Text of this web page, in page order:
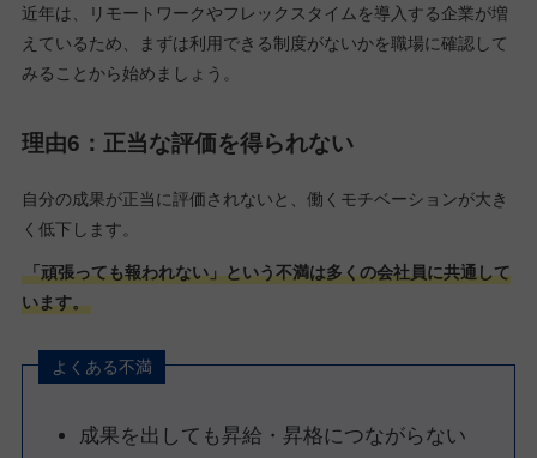
近年は、リモートワークやフレックスタイムを導入する企業が増
えているため、まずは利用できる制度がないかを職場に確認して
みることから始めましょう。
理由6：正当な評価を得られない
自分の成果が正当に評価されないと、働くモチベーションが大き
く低下します。
「頑張っても報われない」という不満は多くの会社員に共通して
います。
よくある不満
成果を出しても昇給・昇格につながらない